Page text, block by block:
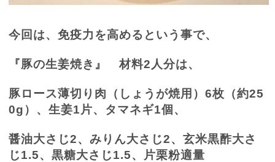
今回は、免疫力を高めるという事で、
『豚の生姜焼き』 材料2 人分は、
豚ロース薄切り肉（しょうが焼用）6枚（約25
0g ）、生姜1 片、タマネギ1個、
醤油大さじ2、みりん大さじ2、玄米黒酢大さ
じ1.5、黒糖大さじ1.5、片栗粉適量